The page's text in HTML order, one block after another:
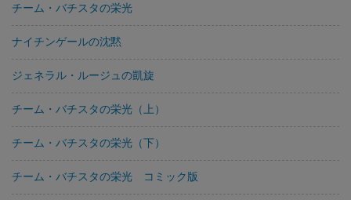
チーム・バチスタの栄光
ナイチンゲールの沈黙
ジェネラル・ルージュの凱旋
チーム・バチスタの栄光（上）
チーム・バチスタの栄光（下）
チーム・バチスタの栄光 コミック版